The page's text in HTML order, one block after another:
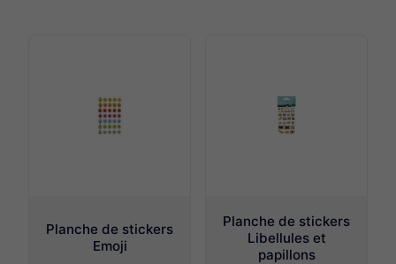
Notebooks fantaisie
Gommes fantaisie
Planche de stickers
Emoji
Planche de stickers
Libellules et
papillons